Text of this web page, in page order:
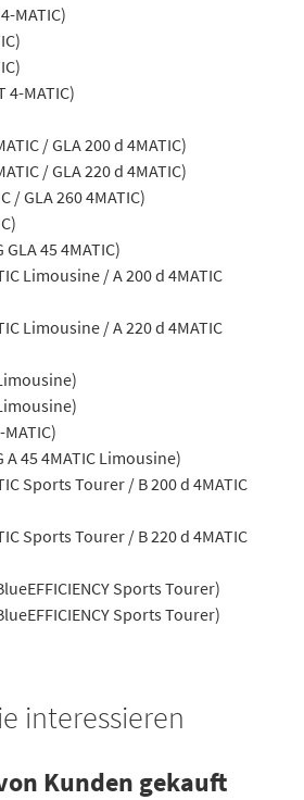
MATIC)
4-MATIC)
/ GLA 200 d 4MATIC)
/ GLA 220 d 4MATIC)
/ GLA 260 4MATIC)
45 4MATIC)
Limousine / A 200 d 4MATIC
Limousine / A 220 d 4MATIC
A 45 4MATIC Limousine)
Sports Tourer / B 200 d 4MATIC
Sports Tourer / B 220 d 4MATIC
Sports Tourer)
Sports Tourer)
interessieren
Kunden gekauft